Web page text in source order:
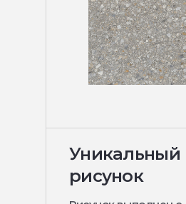
Уникальный
рисунок